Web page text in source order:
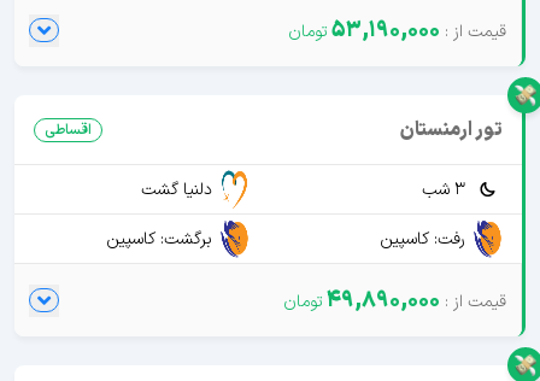
53,190,000
تور ارمنستان اقساطی
3 شب
دلنیا گشت
رفت: کاسپین
برگشت: کاسپین
49,890,000